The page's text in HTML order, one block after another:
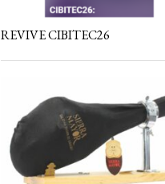
REVIVE CIBITEC26